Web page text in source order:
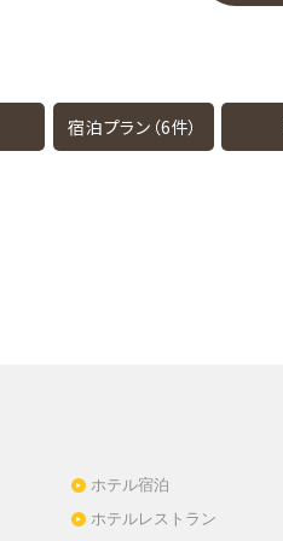
宿泊プラン（6件）
ホテル宿泊
ホテルレストラン